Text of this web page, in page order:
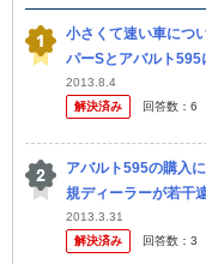
小さくて速い車につ
パーSとアバルト595
いい車です。 しかし
2013.8.4
解決済み
回答数： 6
アバルト595の購入
規ディーラーが若干
の比較的近く（埼玉
り...
2013.3.31
解決済み
回答数： 3